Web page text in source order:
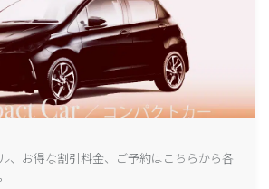
、お得な割引料金、ご予約はこちらから各